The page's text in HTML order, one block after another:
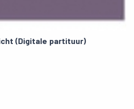
(Digitale partituur)